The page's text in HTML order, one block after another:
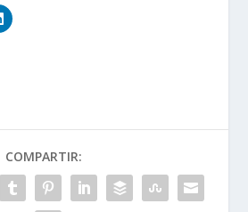
COMPARTIR: